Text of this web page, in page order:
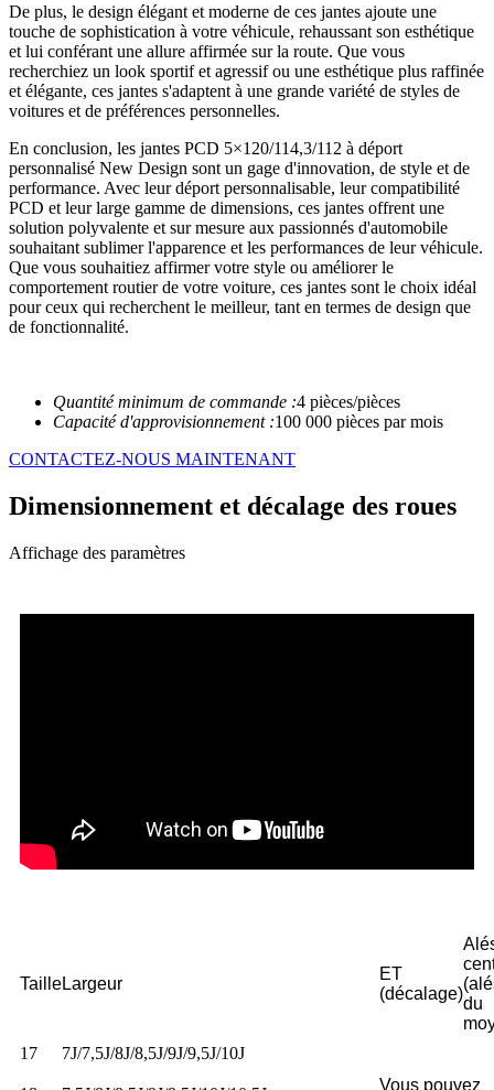
De plus, le design élégant et moderne de ces jantes ajoute une
touche de sophistication à votre véhicule, rehaussant son esthétique
et lui conférant une allure affirmée sur la route. Que vous
recherchiez un look sportif et agressif ou une esthétique plus raffinée
et élégante, ces jantes s'adaptent à une grande variété de styles de
voitures et de préférences personnelles.
En conclusion, les jantes PCD 5×120/114,3/112 à déport
personnalisé New Design sont un gage d'innovation, de style et de
performance. Avec leur déport personnalisable, leur compatibilité
PCD et leur large gamme de dimensions, ces jantes offrent une
solution polyvalente et sur mesure aux passionnés d'automobile
souhaitant sublimer l'apparence et les performances de leur véhicule.
Que vous souhaitiez affirmer votre style ou améliorer le
comportement routier de votre voiture, ces jantes sont le choix idéal
pour ceux qui recherchent le meilleur, tant en termes de design que
de fonctionnalité.
Quantité minimum de commande :4 pièces/pièces
Capacité d'approvisionnement :100 000 pièces par mois
CONTACTEZ-NOUS MAINTENANT
Dimensionnement et décalage des roues
Affichage des paramètres
TailleLargeur
ET
(décalage)
du
17
7J/7,5J/8J/8,5J/9J/9,5J/10J
Vous pouvez